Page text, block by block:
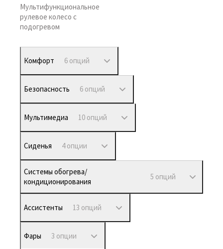
Мультифункциональное
рулевое колесо с
подогревом
Комфорт 6 опций
Безопасность 6 опций
Мультимедиа 10 опций
Сиденья 4 опции
Системы обогрева/
кондиционирования
5 опций
Ассистенты 13 опций
Фары 3 опции